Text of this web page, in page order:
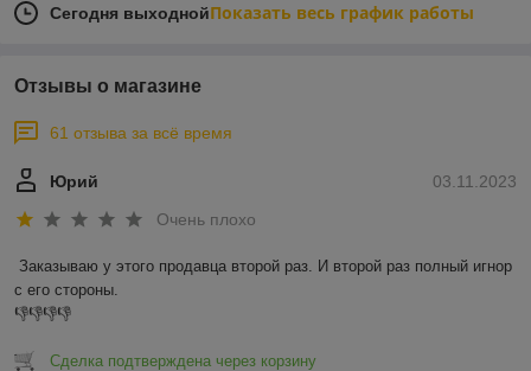
Сегодня выходнойПоказать весь график работы
Отзывы о магазине
61 отзыва за всё время
03.11.2023
Юрий
Очень плохо
Заказываю у этого продавца второй раз. И второй раз полный игнор
с его стороны.
👎👎👎👎
Сделка подтверждена через корзину